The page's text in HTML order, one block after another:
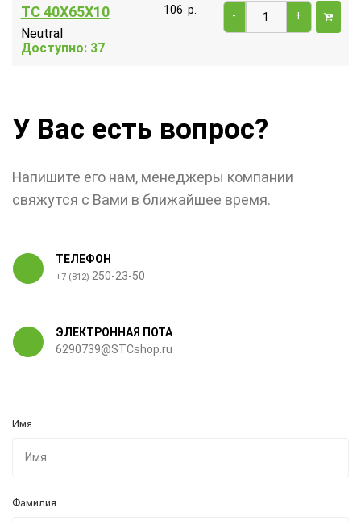
TC 40X65X10
Neutral
Доступно: 37
106 р. - +
У Вас есть вопрос?
Напишите его нам, менеджеры компании
свяжутся с Вами в ближайшее время.
ТЕЛЕФОН
+7 (812) 250-23-50
ЭЛЕКТРОННАЯ ПОТА
6290739@STCshop.ru
Имя
Фамилия